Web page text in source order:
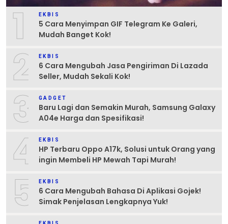
1 EKBIS
5 Cara Menyimpan GIF Telegram Ke Galeri,
Mudah Banget Kok!
2 EKBIS
6 Cara Mengubah Jasa Pengiriman Di Lazada
Seller, Mudah Sekali Kok!
3 GADGET
Baru Lagi dan Semakin Murah, Samsung Galaxy
A04e Harga dan Spesifikasi!
4 EKBIS
HP Terbaru Oppo A17k, Solusi untuk Orang yang
ingin Membeli HP Mewah Tapi Murah!
5 EKBIS
6 Cara Mengubah Bahasa Di Aplikasi Gojek!
Simak Penjelasan Lengkapnya Yuk!